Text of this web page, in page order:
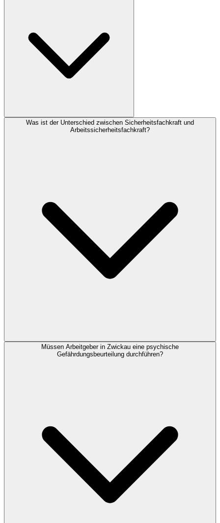
Was ist der Unterschied zwischen Sicherheitsfachkraft und
Müssen Arbeitgeber in Zwickau eine psychische